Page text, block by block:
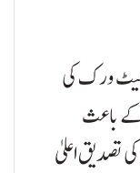
نیٹ ورک کی
باعث
تصدیق اعلیٰ